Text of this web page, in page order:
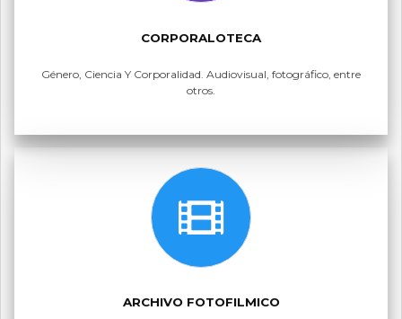
CORPORALOTECA
Género, Ciencia Y Corporalidad. Audiovisual, fotográfico, entre
otros.
ARCHIVO FOTOFILMICO